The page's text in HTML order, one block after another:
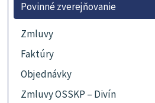
Povinné zverejňovanie
Zmluvy
Faktúry
Objednávky
Zmluvy OSSKP – Divín